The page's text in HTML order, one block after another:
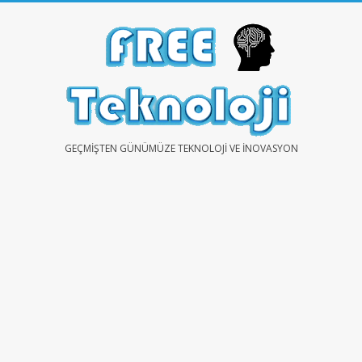
FREEGEÇMIŞTEN GÜNÜMÜZE TEKNOLOJI VE İNOVASYON